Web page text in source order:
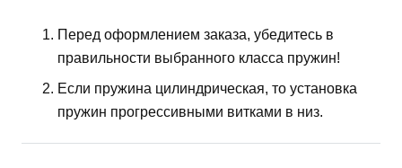
Перед оформлением заказа, убедитесь в
правильности выбранного класса пружин!
Если пружина цилиндрическая, то установка
пружин прогрессивными витками в низ.